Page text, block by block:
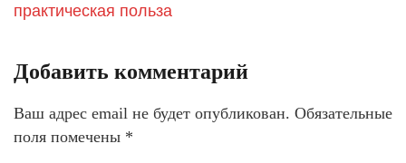
практическая польза
Добавить комментарий
Ваш адрес email не будет опубликован. Обязательные
поля помечены *